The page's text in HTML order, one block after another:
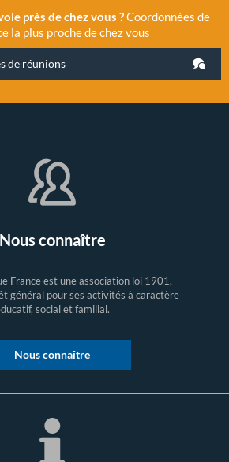
près de chez vous ?Coordonnées de
la plus proche de chez vous
de réunions
Nous connaître
France est une association loi 1901,
général pour ses activités à caractère
social et familial.
Nous connaître